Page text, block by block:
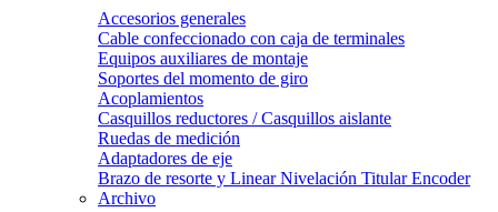
Accesorios generales
Cable confeccionado con caja de terminales
Equipos auxiliares de montaje
Soportes del momento de giro
Acoplamientos
Casquillos reductores / Casquillos aislante
Ruedas de medición
Adaptadores de eje
Brazo de resorte y Linear Nivelación Titular Encoder
Archivo